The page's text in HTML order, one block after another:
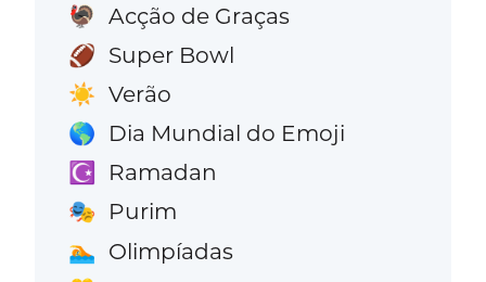
🦃 Acção de Graças
🏈 Super Bowl
☀️ Verão
🌎 Dia Mundial do Emoji
☪️ Ramadan
🎭 Purim
🏊 Olimpíadas